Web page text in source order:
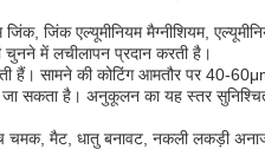
जिंक एल्यूमीनियम मैग्नीशियम,
में लचीलापन प्रदान करती है।
हैं। सामने की कोटिंग आमतौर पर 40-
सकता है। अनुकूलन का यह स्तर
चमक, मैट, धातु बनावट, नकली लकड़ी